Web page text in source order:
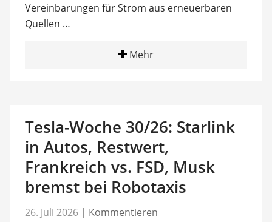
Vereinbarungen für Strom aus erneuerbaren
Quellen …
Mehr
Tesla-Woche 30/26: Starlink
in Autos, Restwert,
Frankreich vs. FSD, Musk
bremst bei Robotaxis
26. Juli 2026 | Kommentieren